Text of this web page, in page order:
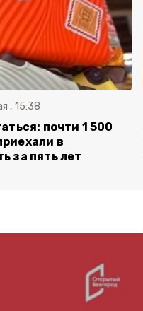
, 15:38
почти 1 500
в
за пять лет